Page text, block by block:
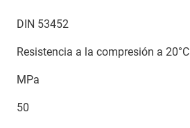
DIN 53452
Resistencia a la compresión a 20°C
MPa
50